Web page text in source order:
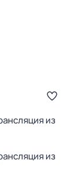
из
из